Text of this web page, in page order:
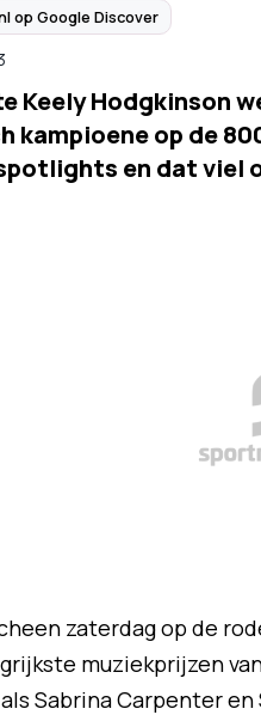
op Google Discover
Keely Hodgkinson
kampioene op de
en dat viel
zaterdag op de
muziekprijzen
Sabrina Carpenter